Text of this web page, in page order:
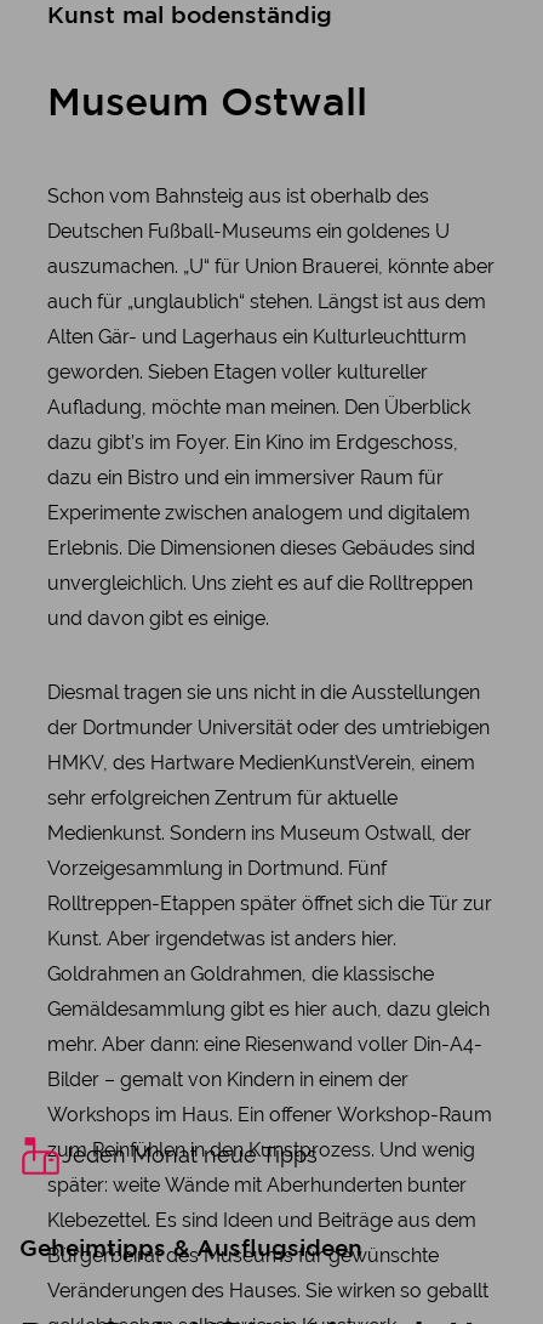
Kunst mal bodenständig
Museum Ostwall
Schon vom Bahnsteig aus ist oberhalb des
Deutschen Fußball-Museums ein goldenes U
auszumachen. „U“ für Union Brauerei, könnte aber
auch für „unglaublich“ stehen. Längst ist aus dem
Alten Gär- und Lagerhaus ein Kulturleuchtturm
geworden. Sieben Etagen voller kultureller
Aufladung, möchte man meinen. Den Überblick
dazu gibt’s im Foyer. Ein Kino im Erdgeschoss,
dazu ein Bistro und ein immersiver Raum für
Experimente zwischen analogem und digitalem
Erlebnis. Die Dimensionen dieses Gebäudes sind
unvergleichlich. Uns zieht es auf die Rolltreppen
und davon gibt es einige.
Diesmal tragen sie uns nicht in die Ausstellungen
der Dortmunder Universität oder des umtriebigen
HMKV, des Hartware MedienKunstVerein, einem
sehr erfolgreichen Zentrum für aktuelle
Medienkunst. Sondern ins Museum Ostwall, der
Vorzeigesammlung in Dortmund. Fünf
Rolltreppen-Etappen später öffnet sich die Tür zur
Kunst. Aber irgendetwas ist anders hier.
Goldrahmen an Goldrahmen, die klassische
Gemäldesammlung gibt es hier auch, dazu gleich
mehr. Aber dann: eine Riesenwand voller Din-A4-
Bilder – gemalt von Kindern in einem der
Workshops im Haus. Ein offener Workshop-Raum
zum Reinfühlen in den Kunstprozess. Und wenig
später: weite Wände mit Aberhunderten bunter
Klebezettel. Es sind Ideen und Beiträge aus dem
Bürgerbeirat des Museums für gewünschte
Veränderungen des Hauses. Sie wirken so geballt
Jeden Monat neue Tipps
Geheimtipps & Ausflugsideen